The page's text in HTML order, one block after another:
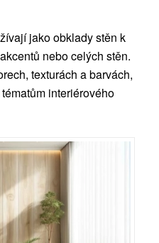
jako obklady stěn k
nebo celých stěn.
texturách a barvách,
interiérového